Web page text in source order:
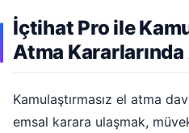
İçtihat Pro ile
Atma
Kamulaştırmasız el atma
emsal karara ulaşmak,